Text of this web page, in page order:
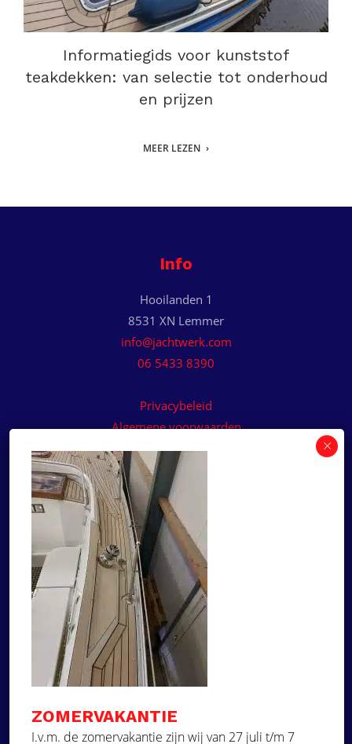
Informatiegids voor kunststof
teakdekken: van selectie tot onderhoud
en prijzen
MEER LEZEN
Info
Hooilanden 1
8531 XN Lemmer
info@jachtwerk.com
06 5433 8390
Privacybeleid
Algemene voorwaarden
Algemene voorwaarden paneelservice
Offerte aanvragen
Wilt u een prijsvoorstel op maat ontvangen voor
een kunststof teakdek voor uw boot? Vraag een
vrijblijvende offerte aan!
Offerte aanvragen
Ga naar
Over ons
Projecten
ZOMERVAKANTIE
I.v.m. de zomervakantie zijn wij van 27 juli t/m 7
Deze website maakt
gebruik van cookies.
Deze website gebruikt cookies om uw
gebruikerservaring te verbeteren. Door
onze website te gebruiken, stemt u in met
alle cookies in overeenstemming met ons
STRIKT NOODZAKELIJK